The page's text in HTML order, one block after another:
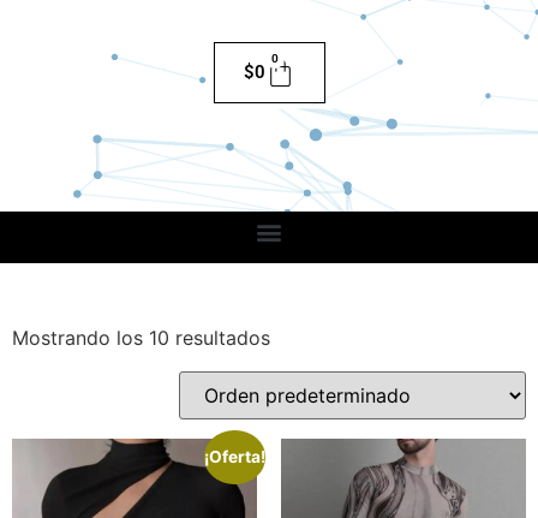
$0
0
Mostrando los 10 resultados
¡Oferta!